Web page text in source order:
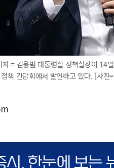
= 김용범 대통령실 정책실장이 14
정책 간담회에서 발언하고 있다. [